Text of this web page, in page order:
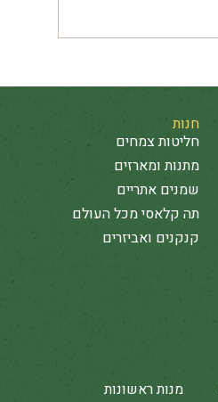
חנות
חליטות צמחים
מתנות ומארזים
שמנים אתריים
תה קלאסי מכל העולם
קנקנים ואביזרים
מנות ראשונות